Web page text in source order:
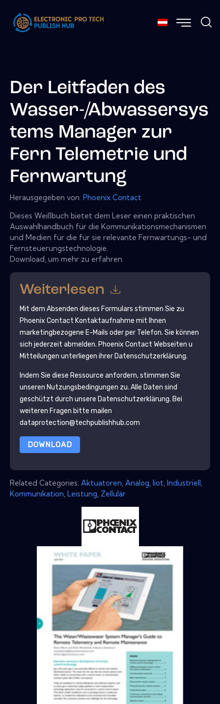
Der Leitfaden des
Wasser-/Abwassersys
tems Manager zur
Fern Telemetrie und
Fernwartung
Herausgegeben von: Phoenix Contact
Dieses Weißbuch bietet dem Leser einen praktischen
Auswahlhandbuch für die Kommunikationsmechanismen
und Medien für die für sie relevante Fernwartungs- und
Fernsteuerungstechnologie.
Download, um mehr zu erfahren.
Weiterlesen
Mit dem Absenden dieses Formulars stimmen Sie zu
Phoenix Contact Kontaktaufnahme mit Ihnen
marketingbezogene E-Mails oder per Telefon. Sie können
sich jederzeit abmelden. Phoenix Contact Webseiten u
Mitteilungen unterliegen ihrer Datenschutzerklärung.
Indem Sie diese Ressource anfordern, stimmen Sie
unseren Nutzungsbedingungen zu. Alle Daten sind
geschützt durch unsere Datenschutzerklärung. Bei
weiteren Fragen bitte mailen
dataprotection@techpublishhub.com
DOWNLOAD
Related Categories: Aktuatoren Analog Iiot Industriell
Kommunikation Leistung Zellulär